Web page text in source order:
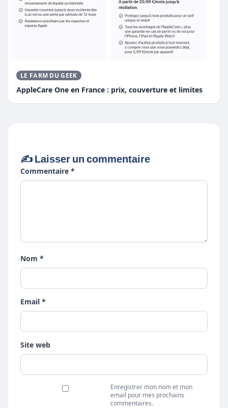
LE FARM DU GEEK
AppleCare One en France : prix, couverture et limites
✍️ Laisser un commentaire
Commentaire *
Nom *
Email *
Site web
Enregistrer mon nom et mon
email pour mes prochains
commentaires.